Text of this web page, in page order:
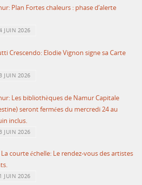
Plan Fortes chaleurs : phase d’alerte
JUIN 2026
Crescendo: Elodie Vignon signe sa Carte
JUIN 2026
Les bibliothèques de Namur Capitale
seront fermées du mercredi 24 au
inclus.
JUIN 2026
courte échelle: Le rendez-vous des artistes
JUIN 2026